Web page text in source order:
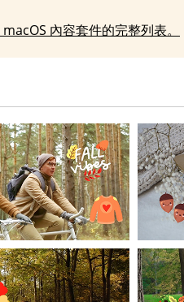
內容套件的完整列表。